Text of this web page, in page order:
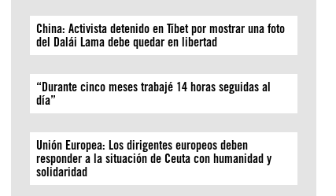
China: Activista detenido en Tíbet por mostrar una foto
del Dalái Lama debe quedar en libertad
“Durante cinco meses trabajé 14 horas seguidas al
día”
Unión Europea: Los dirigentes europeos deben
responder a la situación de Ceuta con humanidad y
solidaridad